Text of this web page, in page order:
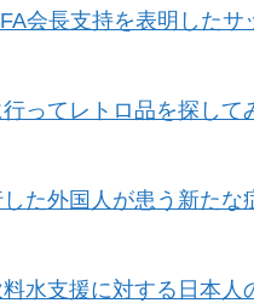
会長支持を表明した
ってレトロ品を探し
た外国人が患う新たな
水支援に対する日本人